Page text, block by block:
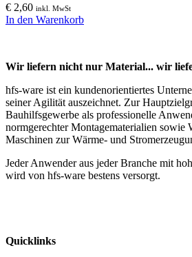
€ 2,60 inkl. MwSt
In den Warenkorb
Wir liefern nicht nur Material... wir
hfs-ware ist ein kundenorientiertes
seiner Agilität auszeichnet. Zur
Bauhilfsgewerbe als professionelle
normgerechter Montagematerialien sowie
Maschinen zur Wärme- und
Jeder Anwender aus jeder Branche mit
wird von hfs-ware bestens versorgt.
Quicklinks